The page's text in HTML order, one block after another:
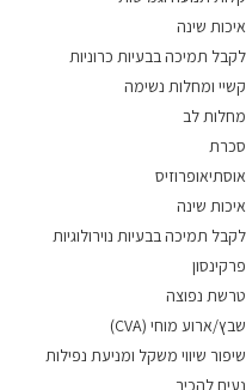
איכות שינה
לקבל תמיכה בבעיות כרוניות
קשיי ומחלות נשימה
מחלות לב
סכרת
אוסתיאופרוזיס
איכות שינה
לקבל תמיכה בבעיות נוירולוגיות
פרקינסון
טרשת נפוצה
שבץ/ארוע מוחי (CVA)
שיפור שיווי משקל ומניעת נפילות
נעים להכיר